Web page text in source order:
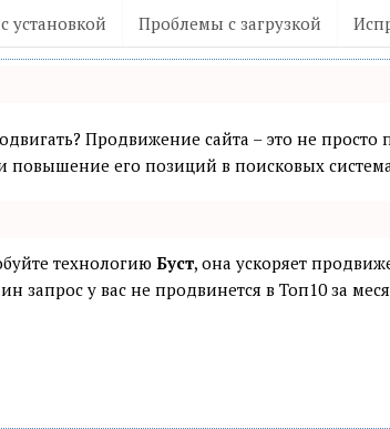
установкой Проблемы с загрузкой
Продвижение сайта – это не просто
его позиций в поисковых
технологию Буст, она ускоряет
запрос у вас не продвинется в Топ10 за